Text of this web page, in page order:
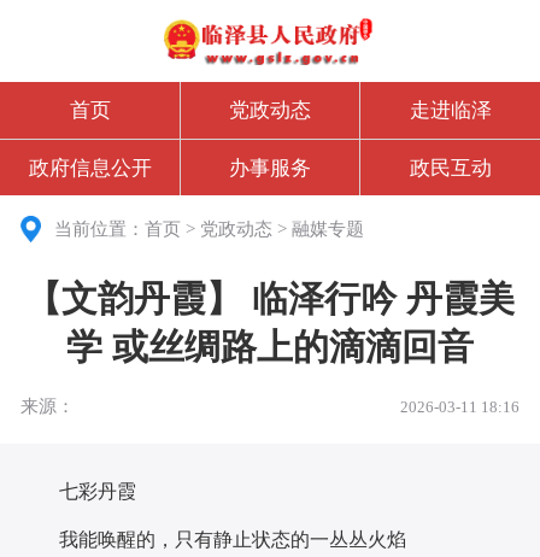
首页 党政动态 走进临泽
政府信息公开 办事服务 政民互动
当前位置：首页 > 党政动态 >融媒专题
【文韵丹霞】 临泽行吟 丹霞美
学 或丝绸路上的滴滴回音
来源： 2026-03-11 18:16
七彩丹霞
我能唤醒的，只有静止状态的一丛丛火焰